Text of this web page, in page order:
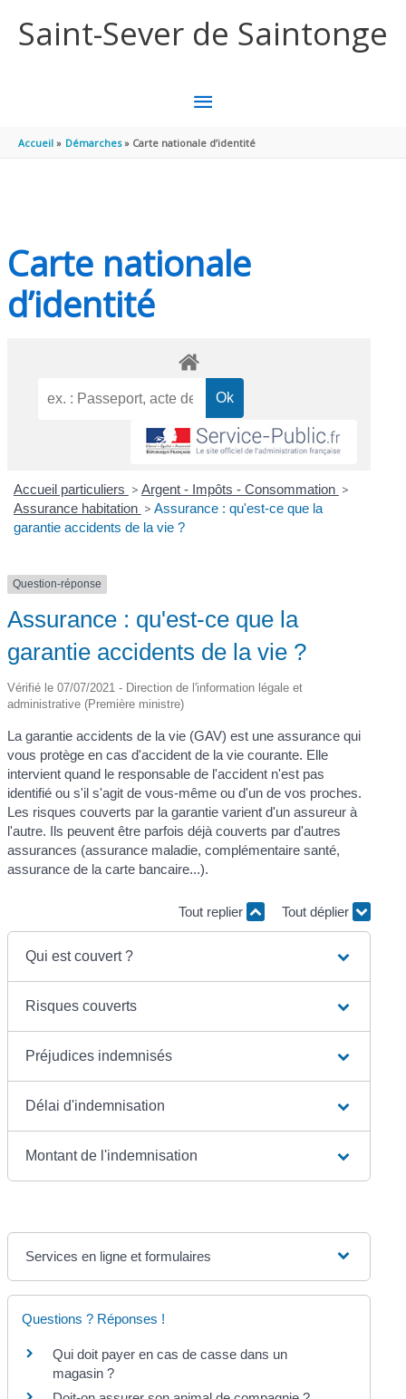
Saint-Sever de Saintonge
MENU
PRINCIPAL
Accueil Démarches Carte nationale d’identité
Carte nationale
d’identité
Accueil particuliers > Argent - Impôts - Consommation >
Assurance habitation > Assurance : qu'est-ce que la
garantie accidents de la vie ?
Question-réponse
Assurance : qu'est-ce que la
garantie accidents de la vie ?
Vérifié le 07/07/2021 - Direction de l'information légale et
administrative (Première ministre)
La garantie accidents de la vie (GAV) est une assurance qui
vous protège en cas d'accident de la vie courante. Elle
intervient quand le responsable de l'accident n'est pas
identifié ou s'il s'agit de vous-même ou d'un de vos proches.
Les risques couverts par la garantie varient d'un assureur à
l'autre. Ils peuvent être parfois déjà couverts par d'autres
assurances (assurance maladie, complémentaire santé,
assurance de la carte bancaire...).
Tout replier Tout déplier
Qui est couvert ?
Risques couverts
Préjudices indemnisés
Délai d'indemnisation
Montant de l'indemnisation
Services en ligne et formulaires
Questions ? Réponses !
Qui doit payer en cas de casse dans un
magasin ?